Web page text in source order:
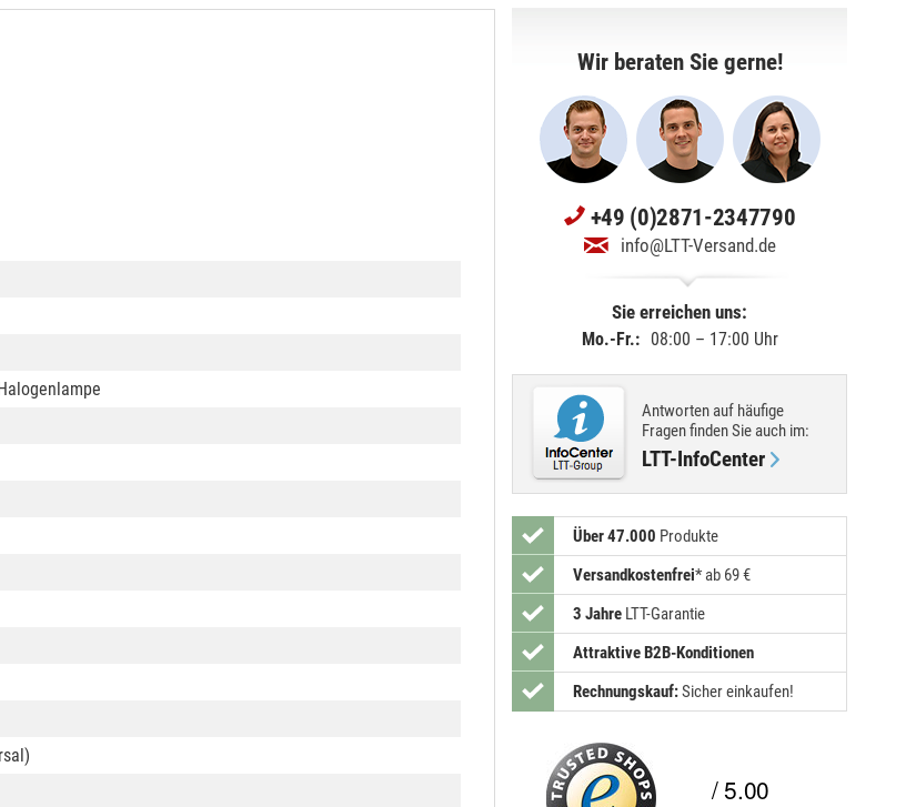
Wir beraten Sie gerne!
+49 (0)2871-2347790
info@LTT-Versand.de
Sie erreichen uns:
Mo.-Fr.: 08:00 – 17:00 Uhr
Antworten auf häufige
Fragen finden Sie auch im:
LTT-InfoCenter
Über 47.000 Produkte
Versandkostenfrei* ab 69 €
3 Jahre LTT-Garantie
Attraktive B2B-Konditionen
Rechnungskauf:Sicher einkaufen!
/ 5.00